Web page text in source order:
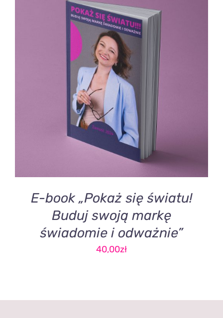
DODAJ DO KOSZYKA
SZCZEGÓŁY
E-book „Pokaż się światu!
Buduj swoją markę
świadomie i odważnie”
40,00zł